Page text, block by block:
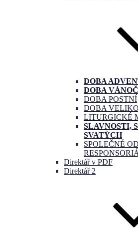
DOBA
DOBA
DOBA POSTNÍ
DOBA
LITURGICKÉ
SLAVNOSTI,
SVATÝCH
SPOLEČNÉ
Direktář v PDF
Direktář 2